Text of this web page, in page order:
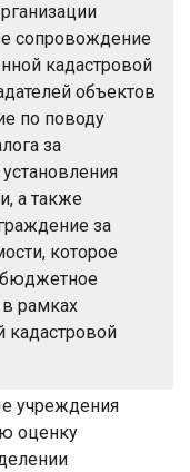
сопровождение
кадастровой
объектов
по поводу
за
а также
за
которое
бюджетное
рамках
кадастровой
учреждения
оценку